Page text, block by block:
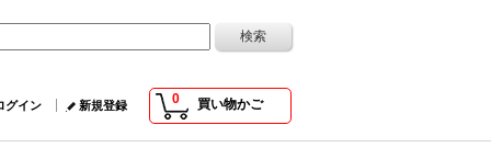
0 買い物かご
グイン 新規登録